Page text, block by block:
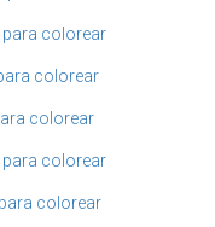
colorear
colorear
colorear
colorear
colorear